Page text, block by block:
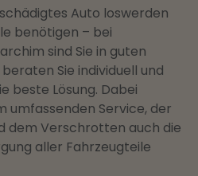
Auto loswerden
benötigen – bei
sind Sie in guten
Sie individuell und
beste Lösung. Dabei
umfassenden Service, der
dem Verschrotten auch die
aller Fahrzeugteile